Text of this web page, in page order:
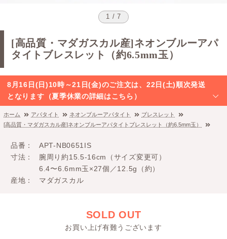
1 / 7
[高品質・マダガスカル産]ネオンブルーアパ
タイトブレスレット（約6.5mm玉）
8月16日(日)10時～21日(金)のご注文は、22日(土)順次発送
となります（夏季休業の詳細はこちら）
ホーム アパタイト ネオンブルーアパタイト
ブレスレット
[高品質・マダガスカル産]ネオンブルーアパタイトブレスレット（約6.5mm玉）
品番
APT-NB0651IS
寸法
腕周り約15.5-16cm（サイズ変更可）
6.4〜6.6mm玉×27個／12.5g（約）
産地
マダガスカル
SOLD OUT
お買い上げ有難うございます